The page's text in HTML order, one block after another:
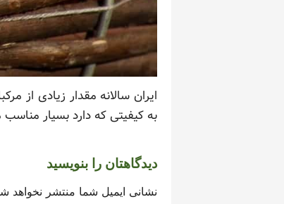
ایران سالانه مقدار زیادی از
به کیفیتی که دارد بسیار مناسب
دیدگاهتان را بنویسید
نشانی ایمیل شما منتشر نخواهد